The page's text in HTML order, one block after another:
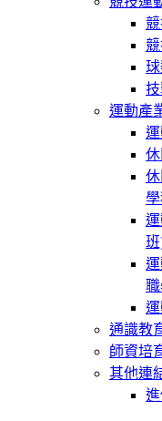
運動產
通識教
師資培
其他連